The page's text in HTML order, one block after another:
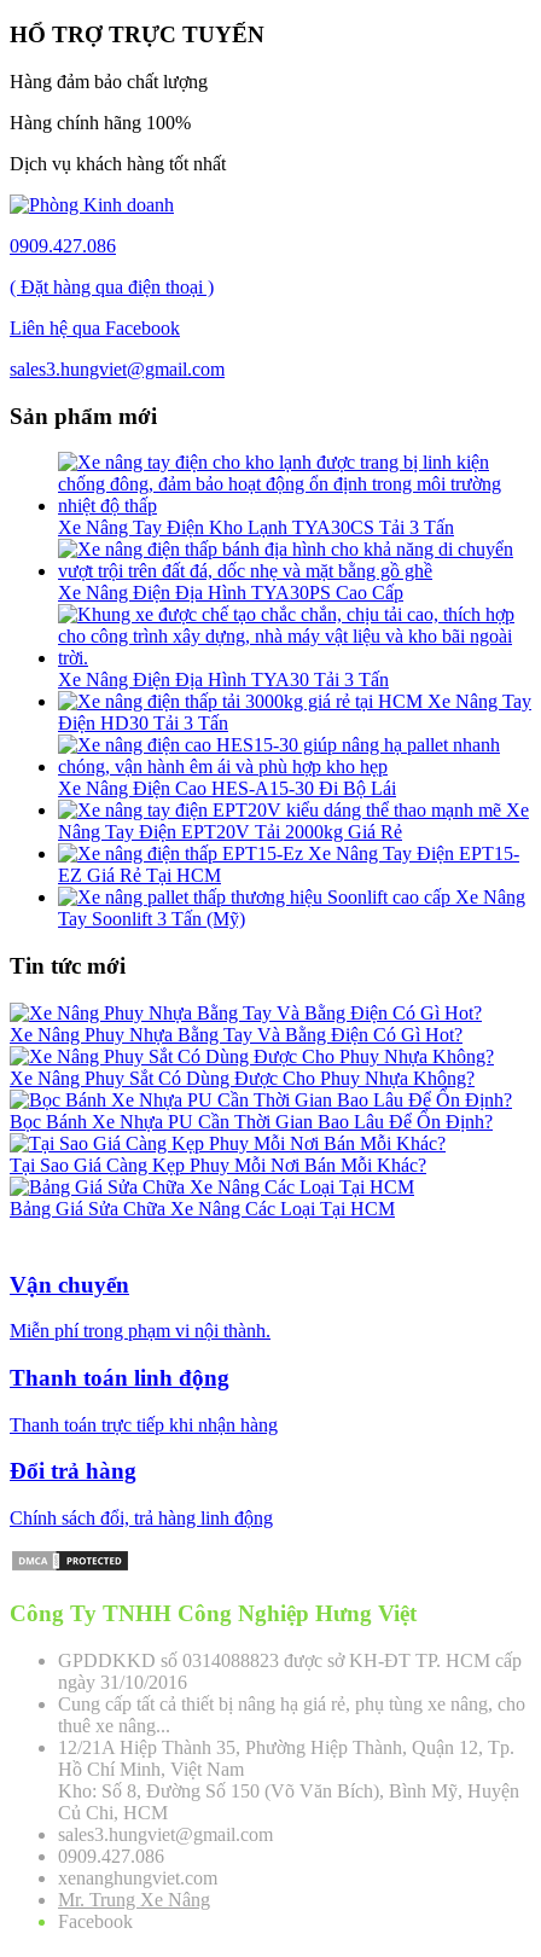
HỔ TRỢ TRỰC TUYẾN
Hàng đảm bảo chất lượng
Hàng chính hãng 100%
Dịch vụ khách hàng tốt nhất
0909.427.086
( Đặt hàng qua điện thoại )
Liên hệ qua Facebook
sales3.hungviet@gmail.com
Sản phẩm mới
Xe Nâng Tay Điện Kho Lạnh TYA30CS Tải 3 Tấn
Xe Nâng Điện Địa Hình TYA30PS Cao Cấp
Xe Nâng Điện Địa Hình TYA30 Tải 3 Tấn
Xe Nâng Tay
Điện HD30 Tải 3 Tấn
Xe Nâng Điện Cao HES-A15-30 Đi Bộ Lái
Xe
Nâng Tay Điện EPT20V Tải 2000kg Giá Rẻ
Xe Nâng Tay Điện EPT15-
EZ Giá Rẻ Tại HCM
Xe Nâng
Tay Soonlift 3 Tấn (Mỹ)
Tin tức mới
Xe Nâng Phuy Nhựa Bằng Tay Và Bằng Điện Có Gì Hot?
Xe Nâng Phuy Sắt Có Dùng Được Cho Phuy Nhựa Không?
Bọc Bánh Xe Nhựa PU Cần Thời Gian Bao Lâu Để Ổn Định?
Tại Sao Giá Càng Kẹp Phuy Mỗi Nơi Bán Mỗi Khác?
Bảng Giá Sửa Chữa Xe Nâng Các Loại Tại HCM
Vận chuyển
Miễn phí trong phạm vi nội thành.
Thanh toán linh động
Thanh toán trực tiếp khi nhận hàng
Đổi trả hàng
Chính sách đổi, trả hàng linh động
Công Ty TNHH Công Nghiệp Hưng Việt
GPDDKKD số 0314088823 được sở KH-ĐT TP. HCM cấp
ngày 31/10/2016
Cung cấp tất cả thiết bị nâng hạ giá rẻ, phụ tùng xe nâng, cho
thuê xe nâng...
12/21A Hiệp Thành 35, Phường Hiệp Thành, Quận 12, Tp.
Hồ Chí Minh, Việt Nam
Kho: Số 8, Đường Số 150 (Võ Văn Bích), Bình Mỹ, Huyện
Củ Chi, HCM
sales3.hungviet@gmail.com
0909.427.086
xenanghungviet.com
Mr. Trung Xe Nâng
Facebook